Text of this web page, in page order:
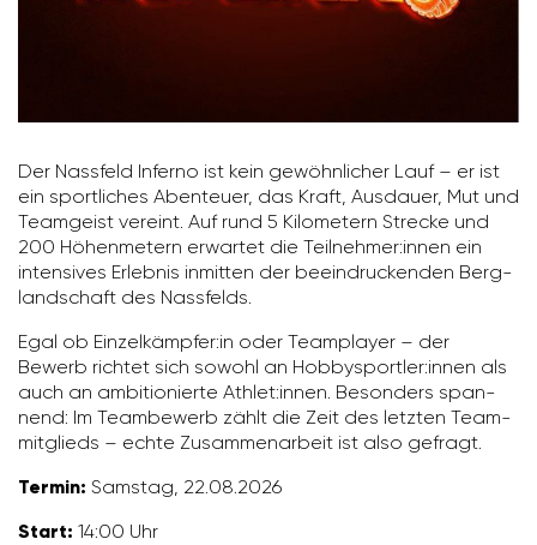
Der Nass­feld Inferno ist kein gewöhn­li­cher Lauf – er ist
ein sport­li­ches Aben­teuer, das Kraft, Ausdauer, Mut und
Team­geist vereint. Auf rund 5 Kilo­me­tern Strecke und
200 Höhen­me­tern erwartet die Teil­nehmer:innen ein
inten­sives Erlebnis inmitten der beein­dru­ckenden Berg­
land­schaft des Nass­felds.
Egal ob Einzel­kämpfer:in oder Team­player – der
Bewerb richtet sich sowohl an Hobby­sportler:innen als
auch an ambi­tio­nierte Athlet:innen. Beson­ders span­
nend: Im Team­be­werb zählt die Zeit des letzten Team­
mit­glieds – echte Zusam­men­ar­beit ist also gefragt.
Termin: Samstag, 22.08.2026
Start: 14:00 Uhr